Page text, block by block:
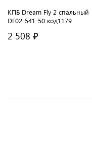
КПБ Dream Fly 2 спальный
DF02-541-50 код1179
2 508 ₽